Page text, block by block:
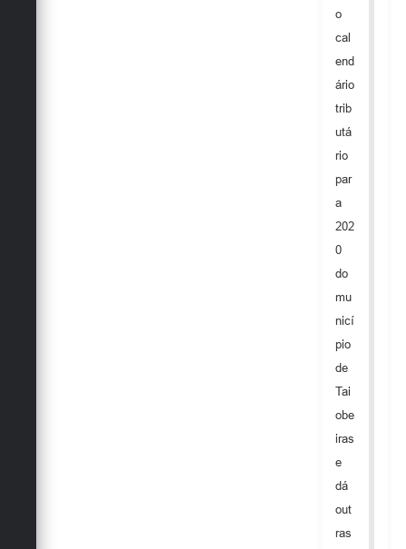
o
cal
end
ário
trib
utá
rio
par
a
202
0
do
mu
nicí
pio
de
Tai
obe
iras
e
dá
out
ras